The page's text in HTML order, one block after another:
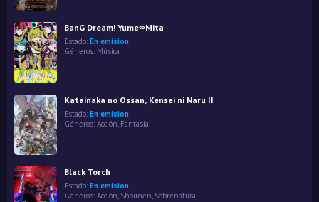
BanG Dream! Yume∞Mita
Estado: En emision
Géneros: Música
Katainaka no Ossan, Kensei ni Naru II
Estado: En emision
Géneros: Acción Fantasía
Black Torch
Estado: En emision
Géneros: Acción, Shounen, Sobrenatural